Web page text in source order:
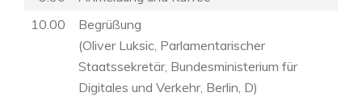
10.00
Begrüßung
(Oliver Luksic, Parlamentarischer
Staatssekretär, Bundesministerium für
Digitales und Verkehr, Berlin, D)